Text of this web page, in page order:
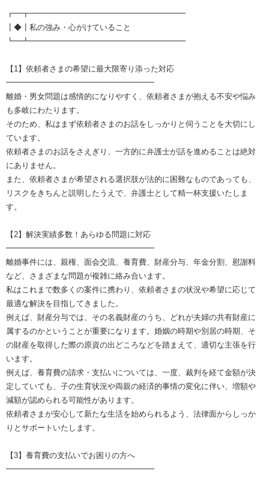
┏━┳━━━━━━━━━━━━━━━━━━━━
┃◆┃私の強み・心がけていること
┗━┻━━━━━━━━━━━━━━━━━━━━
【1】依頼者さまの希望に最大限寄り添った対応
━━━━━━━━━━━━━━━━━━━
離婚・男女問題は感情的になりやすく、依頼者さまが抱える不安や悩み
も多岐にわたります。
そのため、私はまず依頼者さまのお話をしっかりと伺うことを大切にし
ています。
依頼者さまのお話をさえぎり、一方的に弁護士が話を進めることは絶対
にありません。
また、依頼者さまが希望される選択肢が法的に困難なものであっても、
リスクをきちんと説明したうえで、弁護士として精一杯支援いたしま
す。
【2】解決実績多数！あらゆる問題に対応
━━━━━━━━━━━━━━━━━━━
離婚事件には、親権、面会交流、養育費、財産分与、年金分割、慰謝料
など、さまざまな問題が複雑に絡み合います。
私はこれまで数多くの案件に携わり、依頼者さまの状況や希望に応じて
最適な解決を目指してきました。
例えば、財産分与では、その名義財産のうち、どれが夫婦の共有財産に
属するのかということが重要になります。婚姻の時期や別居の時期、そ
の財産を取得した際の原資の出どころなどを踏まえて、適切な主張を行
います。
例えば、養育費の請求・支払いについては、一度、裁判を経て金額が決
定していても、子の生育状況や両親の経済的事情の変化に伴い、増額や
減額が認められる可能性があります。
依頼者さまが安心して新たな生活を始められるよう、法律面からしっか
りとサポートいたします。
【3】養育費の支払いでお困りの方へ
━━━━━━━━━━━━━━━━━━━